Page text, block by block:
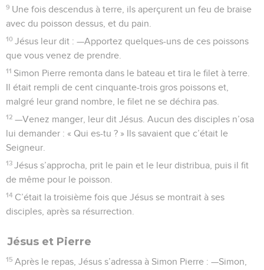
9 Une fois descendus à terre, ils aperçurent un feu de braise
avec du poisson dessus, et du pain.
10 Jésus leur dit : —Apportez quelques-uns de ces poissons
que vous venez de prendre.
11 Simon Pierre remonta dans le bateau et tira le filet à terre.
Il était rempli de cent cinquante-trois gros poissons et,
malgré leur grand nombre, le filet ne se déchira pas.
12 —Venez manger, leur dit Jésus. Aucun des disciples n’osa
lui demander : « Qui es-tu ? » Ils savaient que c’était le
Seigneur.
13 Jésus s’approcha, prit le pain et le leur distribua, puis il fit
de même pour le poisson.
14 C’était la troisième fois que Jésus se montrait à ses
disciples, après sa résurrection.
Jésus et Pierre
15 Après le repas, Jésus s’adressa à Simon Pierre : —Simon,